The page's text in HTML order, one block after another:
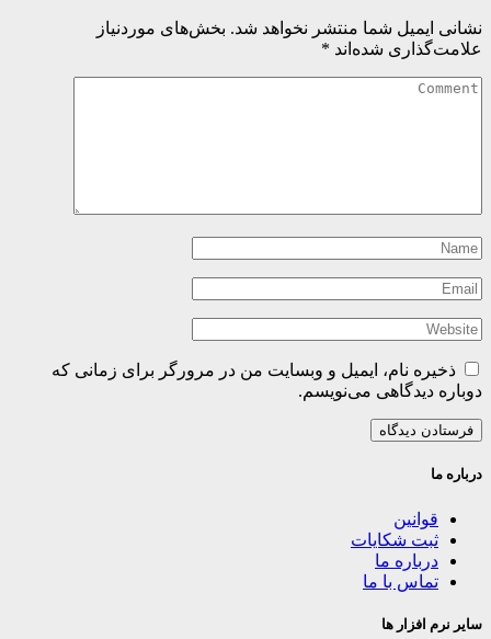
نشانی ایمیل شما منتشر نخواهد شد. بخش‌های موردنیاز
علامت‌گذاری شده‌اند *
ذخیره نام، ایمیل و وبسایت من در مرورگر برای زمانی که
دوباره دیدگاهی می‌نویسم.
درباره ما
قوانین
ثبت شکایات
درباره ما
تماس با ما
سایر نرم افزار ها